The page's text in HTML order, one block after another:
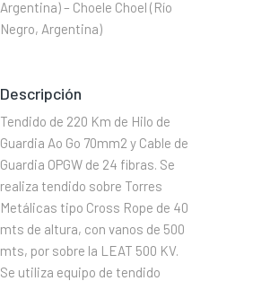
Argentina) – Choele Choel (Río
Negro, Argentina)
Descripción
Tendido de 220 Km de Hilo de
Guardia Ao Go 70mm2 y Cable de
Guardia OPGW de 24 fibras. Se
realiza tendido sobre Torres
Metálicas tipo Cross Rope de 40
mts de altura, con vanos de 500
mts, por sobre la LEAT 500 KV.
Se utiliza equipo de tendido